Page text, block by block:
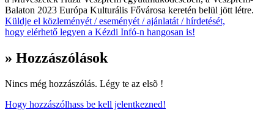
Balaton 2023 Európa Kulturális Fővárosa keretén belül jött létre.
Küldje el közleményét / eseményét / ajánlatát / hírdetését,
hogy elérhető legyen a Kézdi Infó-n hangosan is!
» Hozzászólások
Nincs még hozzászólás. Légy te az elsõ !
Hogy hozzászólhass be kell jelentkezned!